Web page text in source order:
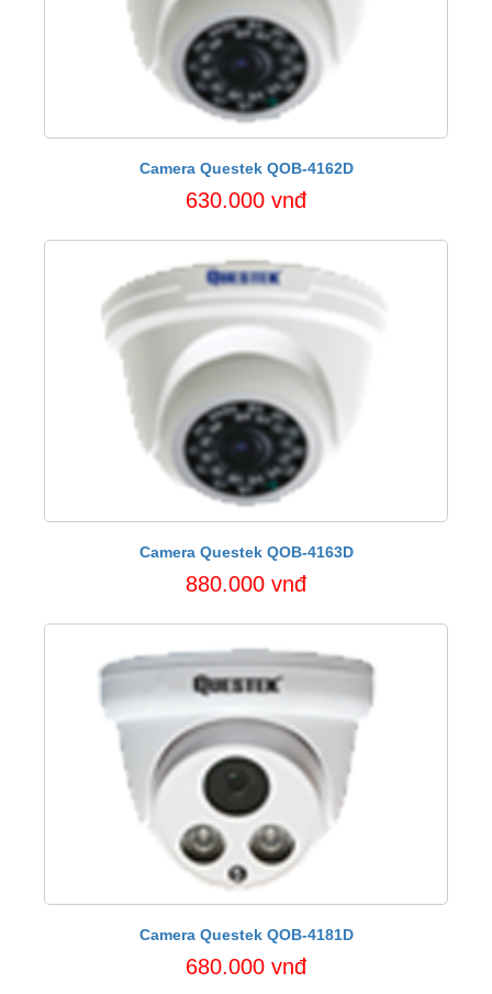
Camera Questek QOB-4162D
630.000 vnđ
Camera Questek QOB-4163D
880.000 vnđ
Camera Questek QOB-4181D
680.000 vnđ